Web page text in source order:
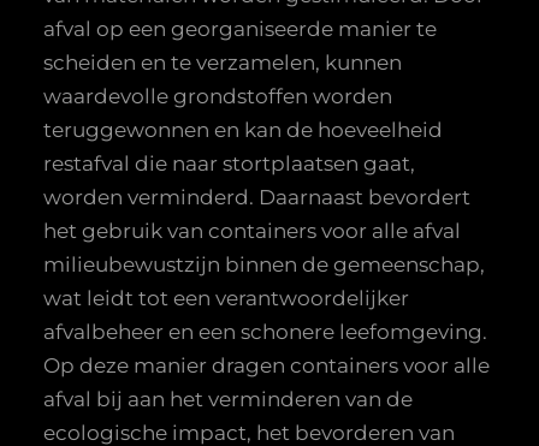
afval op een georganiseerde manier te
scheiden en te verzamelen, kunnen
waardevolle grondstoffen worden
teruggewonnen en kan de hoeveelheid
restafval die naar stortplaatsen gaat,
worden verminderd. Daarnaast bevordert
het gebruik van containers voor alle afval
milieubewustzijn binnen de gemeenschap,
wat leidt tot een verantwoordelijker
afvalbeheer en een schonere leefomgeving.
Op deze manier dragen containers voor alle
afval bij aan het verminderen van de
ecologische impact, het bevorderen van